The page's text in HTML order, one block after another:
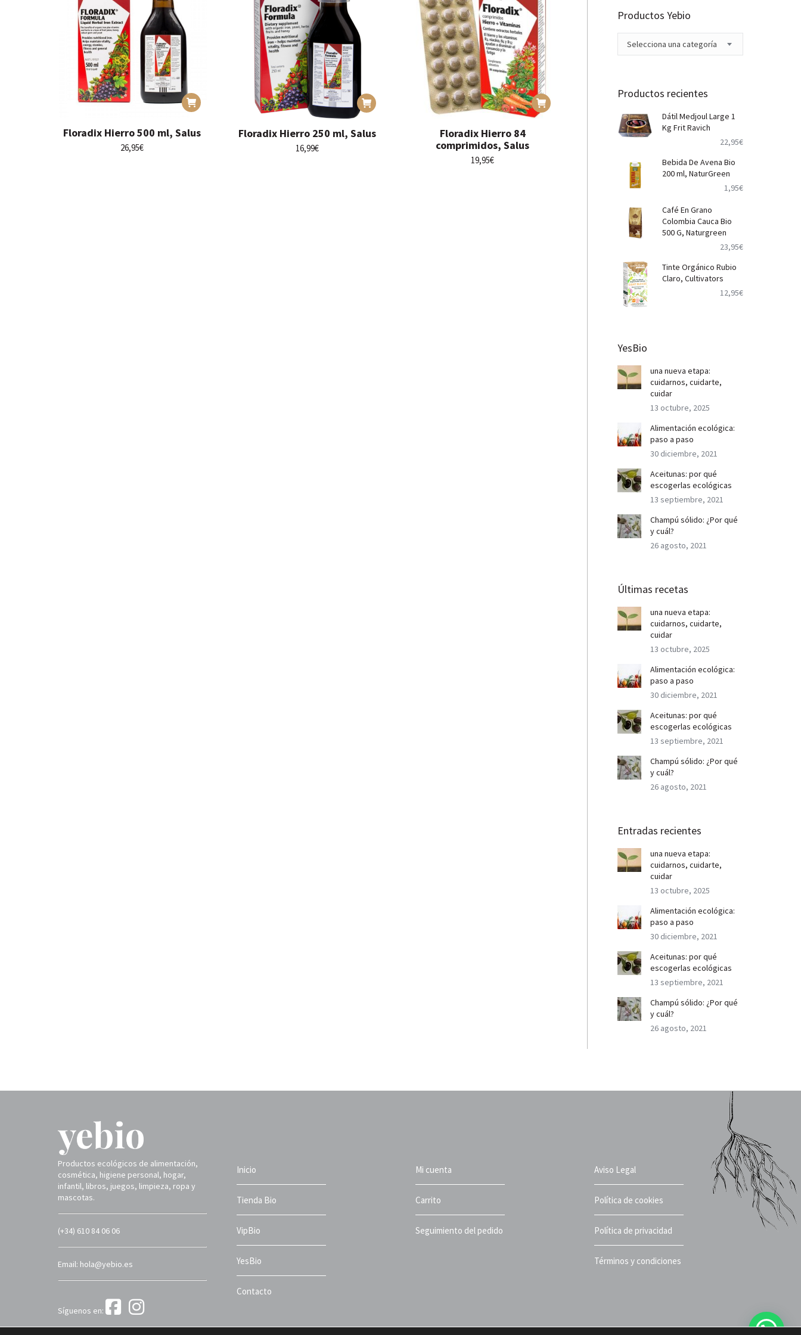
Floradix Hierro 500 ml, Salus
26,95€
Floradix Hierro 250 ml, Salus
16,99€
Floradix Hierro 84
comprimidos, Salus
19,95€
Productos Yebio
Selecciona una categoría
Productos recientes
Dátil Medjoul Large 1
Kg Frit Ravich
22,95€
Bebida De Avena Bio
200 ml, NaturGreen
1,95€
Café En Grano
Colombia Cauca Bio
500 G, Naturgreen
23,95€
Tinte Orgánico Rubio
Claro, Cultivators
12,95€
YesBio
una nueva etapa:
cuidarnos, cuidarte,
cuidar
13 octubre, 2025
Alimentación ecológica:
paso a paso
30 diciembre, 2021
Aceitunas: por qué
escogerlas ecológicas
13 septiembre, 2021
Champú sólido: ¿Por qué
y cuál?
26 agosto, 2021
Últimas recetas
una nueva etapa:
cuidarnos, cuidarte,
cuidar
13 octubre, 2025
Alimentación ecológica:
paso a paso
30 diciembre, 2021
Aceitunas: por qué
escogerlas ecológicas
13 septiembre, 2021
Champú sólido: ¿Por qué
y cuál?
26 agosto, 2021
Entradas recientes
una nueva etapa:
cuidarnos, cuidarte,
cuidar
13 octubre, 2025
Alimentación ecológica:
paso a paso
30 diciembre, 2021
Aceitunas: por qué
escogerlas ecológicas
13 septiembre, 2021
Champú sólido: ¿Por qué
y cuál?
26 agosto, 2021
Productos ecológicos de alimentación,
cosmética, higiene personal, hogar,
infantil, libros, juegos, limpieza, ropa y
mascotas.
(+34) 610 84 06 06
Email: hola@yebio.es
Síguenos en:
Inicio
Tienda Bio
VipBio
YesBio
Contacto
Mi cuenta
Carrito
Seguimiento del pedido
Aviso Legal
Política de cookies
Política de privacidad
Términos y condiciones